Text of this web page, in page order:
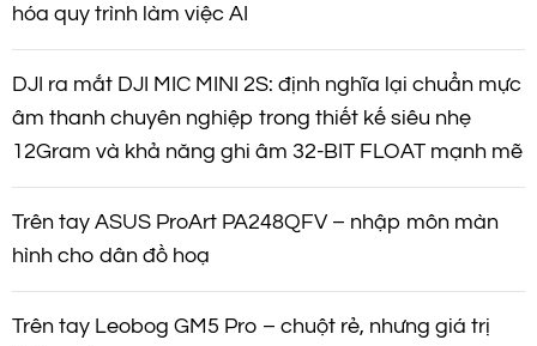
n
g
b
à
i
v
hóa quy trình làm việc AI
DJI ra mắt DJI MIC MINI 2S: định nghĩa lại chuẩn mực
âm thanh chuyên nghiệp trong thiết kế siêu nhẹ
12Gram và khả năng ghi âm 32-BIT FLOAT mạnh mẽ
Trên tay ASUS ProArt PA248QFV – nhập môn màn
hình cho dân đồ hoạ
Trên tay Leobog GM5 Pro – chuột rẻ, nhưng giá trị